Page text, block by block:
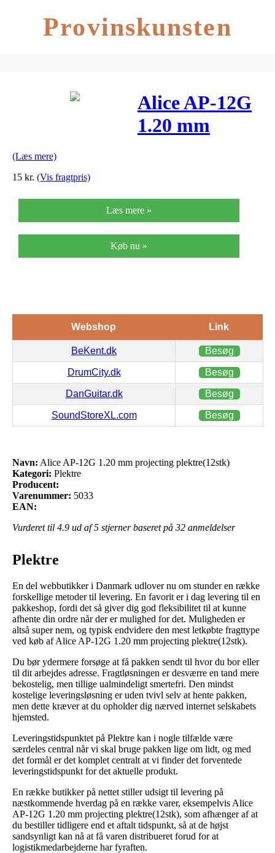
Provinskunsten
Alice AP-12G
1.20 mm
(Læs mere)
15 kr. (Vis fragtpris)
Læs mere »
Køb nu »
Webshop Link
BeKent.dk Besøg
DrumCity.dk Besøg
DanGuitar.dk Besøg
SoundStoreXL.com Besøg
Navn: Alice AP-12G 1.20 mm projecting plektre(12stk)
Kategori: Plektre
Producent:
Varenummer: 5033
EAN:
Vurderet til 4.9 ud af 5 stjerner baseret på 32 anmeldelser
Plektre
En del webbutikker i Danmark udlover nu om stunder en række
forskellige metoder til levering. En favorit er i dag levering til en
pakkeshop, fordi det så giver dig god fleksibilitet til at kunne
afhente din ordre når der er mulighed for det. Muligheden er
altså super nem, og typisk endvidere den mest letkøbte fragttype
ved køb af Alice AP-12G 1.20 mm projecting plektre(12stk).
Du bør ydermere forsøge at få pakken sendt til hvor du bor eller
til dit arbejdes adresse. Fragtløsningen er desværre en tand mere
bekostelig, men tillige ualmindeligt smertefri. Den mindst
kostelige leveringsløsning er uden tvivl selv at hente pakken,
men dette kræver at du opholder dig nærved internet selskabets
hjemsted.
Leveringstidspunktet på Plektre kan i nogle tilfælde være
særdeles central når vi skal bruge pakken lige om lidt, og med
det formål er det komplet centralt at vi finder det forventede
leveringstidspunkt for det aktuelle produkt.
En række butikker på nettet stiller udsigt til levering på
næstkommende hverdag på en række varer, eksempelvis Alice
AP-12G 1.20 mm projecting plektre(12stk), som afhænger af at
du bestiller tidligere end et aftalt tidspunkt, så at de højst
sandsynligt kan nå at få varen distribueret forud for at
logistikmedarbejderne har fyraften.